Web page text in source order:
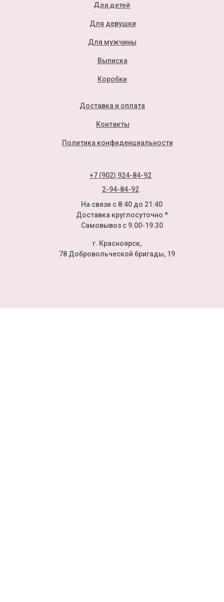
Для детей
Для девушки
Для мужчины
Выписка
Коробки
На связи с 8:40 до 21:40
Доставка круглосуточно *
Самовывоз с 9.00-19.30
г. Красноярск,
78 Добровольческой бригады, 19
Политика конфиденциальности
Доставка и оплата
Контакты
+7 (902) 924-84-92
2-94-84-92